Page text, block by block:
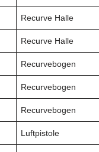
Recurve Halle
Recurve Halle
Recurvebogen
Recurvebogen
Recurvebogen
Luftpistole